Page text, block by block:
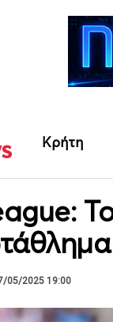
Κρήτη
05/2025 19:00